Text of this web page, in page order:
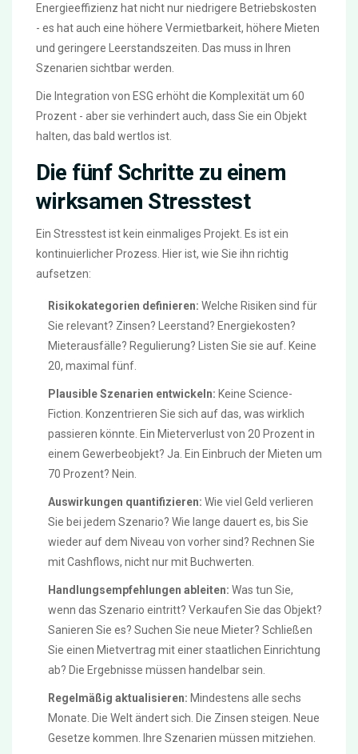
Energieeffizienz hat nicht nur niedrigere Betriebskosten
- es hat auch eine höhere Vermietbarkeit, höhere Mieten
und geringere Leerstandszeiten. Das muss in Ihren
Szenarien sichtbar werden.
Die Integration von ESG erhöht die Komplexität um 60
Prozent - aber sie verhindert auch, dass Sie ein Objekt
halten, das bald wertlos ist.
Die fünf Schritte zu einem
wirksamen Stresstest
Ein Stresstest ist kein einmaliges Projekt. Es ist ein
kontinuierlicher Prozess. Hier ist, wie Sie ihn richtig
aufsetzen:
Risikokategorien definieren: Welche Risiken sind für
Sie relevant? Zinsen? Leerstand? Energiekosten?
Mieterausfälle? Regulierung? Listen Sie sie auf. Keine
20, maximal fünf.
Plausible Szenarien entwickeln: Keine Science-
Fiction. Konzentrieren Sie sich auf das, was wirklich
passieren könnte. Ein Mieterverlust von 20 Prozent in
einem Gewerbeobjekt? Ja. Ein Einbruch der Mieten um
70 Prozent? Nein.
Auswirkungen quantifizieren: Wie viel Geld verlieren
Sie bei jedem Szenario? Wie lange dauert es, bis Sie
wieder auf dem Niveau von vorher sind? Rechnen Sie
mit Cashflows, nicht nur mit Buchwerten.
Handlungsempfehlungen ableiten: Was tun Sie,
wenn das Szenario eintritt? Verkaufen Sie das Objekt?
Sanieren Sie es? Suchen Sie neue Mieter? Schließen
Sie einen Mietvertrag mit einer staatlichen Einrichtung
ab? Die Ergebnisse müssen handelbar sein.
Regelmäßig aktualisieren: Mindestens alle sechs
Monate. Die Welt ändert sich. Die Zinsen steigen. Neue
Gesetze kommen. Ihre Szenarien müssen mitziehen.